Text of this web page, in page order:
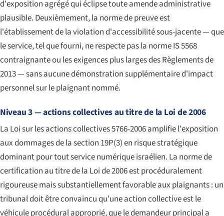
d'exposition agrégé qui éclipse toute amende administrative
plausible. Deuxièmement, la norme de preuve est
l'établissement de la violation d'accessibilité sous-jacente — que
le service, tel que fourni, ne respecte pas la norme IS 5568
contraignante ou les exigences plus larges des Règlements de
2013 — sans aucune démonstration supplémentaire d'impact
personnel sur le plaignant nommé.
Niveau 3 — actions collectives au titre de la Loi de 2006
La Loi sur les actions collectives 5766-2006 amplifie l'exposition
aux dommages de la section 19P(3) en risque stratégique
dominant pour tout service numérique israélien. La norme de
certification au titre de la Loi de 2006 est procéduralement
rigoureuse mais substantiellement favorable aux plaignants : un
tribunal doit être convaincu qu'une action collective est le
véhicule procédural approprié, que le demandeur principal a